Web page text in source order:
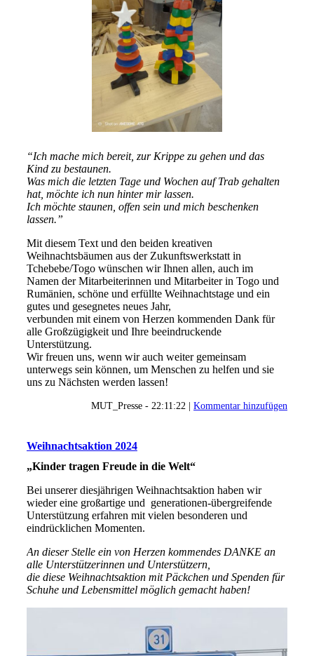
“Ich mache mich bereit, zur Krippe zu gehen und das
Kind zu bestaunen.
Was mich die letzten Tage und Wochen auf Trab gehalten
hat, möchte ich nun hinter mir lassen.
Ich möchte staunen, offen sein und mich beschenken
lassen.”
Mit diesem Text und den beiden kreativen
Weihnachtsbäumen aus der Zukunftswerkstatt in
Tchebebe/Togo wünschen wir Ihnen allen, auch im
Namen der Mitarbeiterinnen und Mitarbeiter in Togo und
Rumänien, schöne und erfüllte Weihnachtstage und ein
gutes und gesegnetes neues Jahr,
verbunden mit einem von Herzen kommenden Dank für
alle Großzügigkeit und Ihre beeindruckende
Unterstützung.
Wir freuen uns, wenn wir auch weiter gemeinsam
unterwegs sein können, um Menschen zu helfen und sie
uns zu Nächsten werden lassen!
MUT_Presse - 22:11:22 |Kommentar hinzufügen
Weihnachtsaktion 2024
„Kinder tragen Freude in die Welt“
Bei unserer diesjährigen Weihnachtsaktion haben wir
wieder eine großartige und generationen-übergreifende
Unterstützung erfahren mit vielen besonderen und
eindrücklichen Momenten.
An dieser Stelle ein von Herzen kommendes DANKE an
alle Unterstützerinnen und Unterstützern,
die diese Weihnachtsaktion mit Päckchen und Spenden für
Schuhe und Lebensmittel möglich gemacht haben!